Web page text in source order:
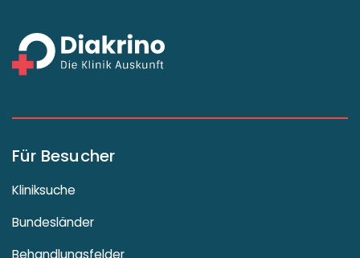
Für Besucher
Kliniksuche
Bundesländer
Behandlungsfelder